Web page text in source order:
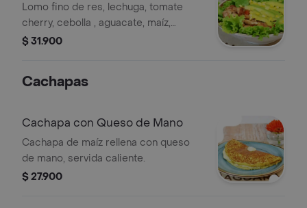
Lomo fino de res, lechuga, tomate
cherry, cebolla , aguacate, maíz,
aderezo miel mostaza incluye bebida,
$ 31.900
Cachapas
Cachapa con Queso de Mano
Cachapa de maíz rellena con queso
de mano, servida caliente.
$ 27.900